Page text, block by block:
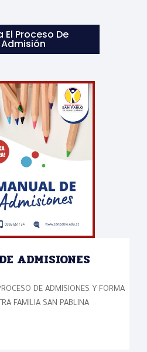
El Proceso De
Admisión
ADMISIONES
DE ADMISIONES Y FORMA
FAMILIA SAN PABLINA